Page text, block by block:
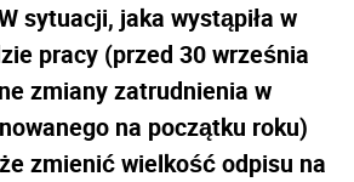
sytuacji, jaka wystąpiła w
pracy (przed 30 września
zmiany zatrudnienia w
na początku roku)
zmienić wielkość odpisu na